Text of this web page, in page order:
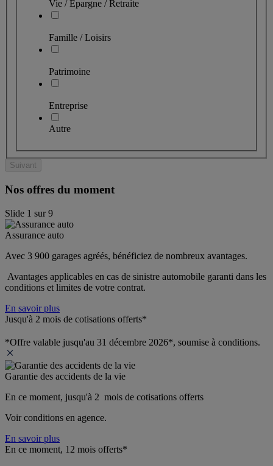
Vie / Épargne / Retraite
Famille / Loisirs
Patrimoine
Entreprise
Autre
Suivant
Nos offres du moment
Slide 1 sur9
Assurance auto
Avec 3 900 garages agréés, bénéficiez de nombreux avantages.
Avantages applicables en cas de sinistre automobile garanti dans les
conditions et limites de votre contrat.
En savoir plus
Jusqu'à 2 mois de cotisations offerts*
*Offre valable jusqu'au 31 décembre 2026*, soumise à conditions.
Garantie des accidents de la vie
En ce moment, jusqu'à 2  mois de cotisations offerts
Voir conditions en agence.
En savoir plus
En ce moment, 12 mois offerts*